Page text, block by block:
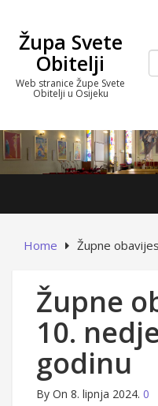
contentŽupa Svete
Obitelji
Web stranice Župe Svete
Obitelji u Osijeku
Home Župne
Župne
10.
godinu
By On 8. lipnja 2024. 0